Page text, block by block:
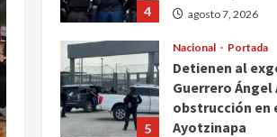
4 agosto 7, 2026
5
Nacional Portada
Detienen al
Guerrero Ángel
obstrucción en
Ayotzinapa